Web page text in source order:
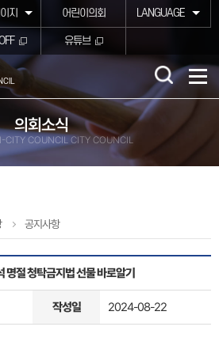
지 어린이의회 LANGUAGE
유튜브
의회소식
CITY COUNCIL CITY COUNCIL
공지사항
절 청탁금지법 선물 바로알기
작성일 2024-08-22